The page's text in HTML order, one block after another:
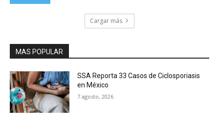
Cargar más
MAS POPULAR
SSA Reporta 33 Casos de Ciclosporiasis
en México
7 agosto, 2026